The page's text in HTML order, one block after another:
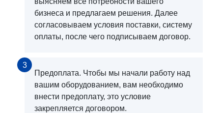
бизнеса и предлагаем решения. Далее
согласовываем условия поставки, систему
оплаты, после чего подписываем договор.
3
Предоплата. Чтобы мы начали работу над
вашим оборудованием, вам необходимо
внести предоплату, это условие
закрепляется договором.